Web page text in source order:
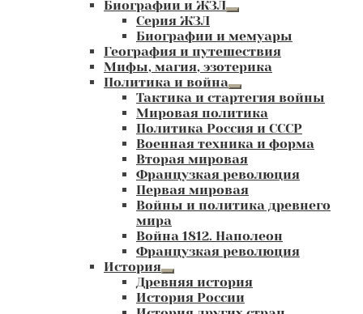
Биографии и ЖЗЛ
Развернутое
меню
Серия ЖЗЛ
Биографии и мемуары
География и путешествия
Мифы, магия, эзотерика
Политика и война
Развернутое
вложенное
меню
Тактика и стартегия войны
Мировая политика
Политика Россия и СССР
Военная техника и форма
Вторая мировая
Французкая революция
Первая мировая
Войны и политика древнего
мира
Война 1812. Наполеон
Французкая революция
История
Развернутое
вложенное
меню
Древняя история
История России